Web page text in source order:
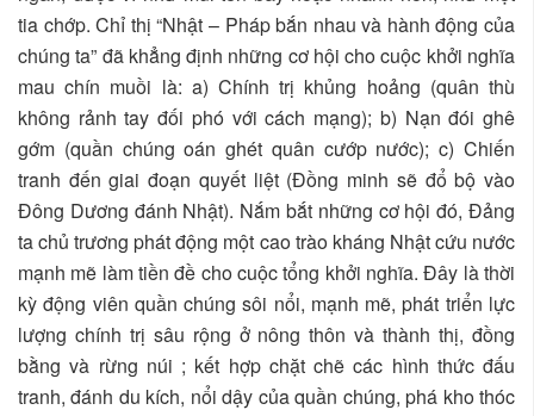
tia chớp. Chỉ thị “Nhật – Pháp bắn nhau và hành động của
chúng ta” đã khẳng định những cơ hội cho cuộc khởi nghĩa
mau chín muồi là: a) Chính trị khủng hoảng (quân thù
không rảnh tay đối phó với cách mạng); b) Nạn đói ghê
gớm (quần chúng oán ghét quân cướp nước); c) Chiến
tranh đến giai đoạn quyết liệt (Đồng minh sẽ đổ bộ vào
Đông Dương đánh Nhật). Nắm bắt những cơ hội đó, Đảng
ta chủ trương phát động một cao trào kháng Nhật cứu nước
mạnh mẽ làm tiền đề cho cuộc tổng khởi nghĩa. Đây là thời
kỳ động viên quần chúng sôi nổi, mạnh mẽ, phát triển lực
lượng chính trị sâu rộng ở nông thôn và thành thị, đồng
bằng và rừng núi ; kết hợp chặt chẽ các hình thức đấu
tranh, đánh du kích, nổi dậy của quần chúng, phá kho thóc